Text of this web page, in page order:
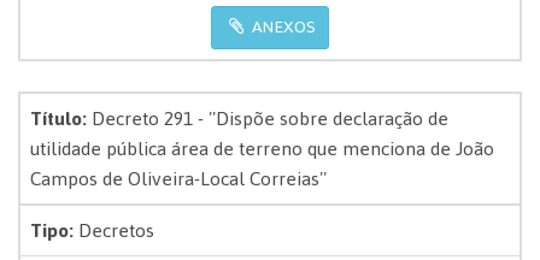
ANEXOS
Título:Decreto 291 - ''Dispõe sobre declaração de
utilidade pública área de terreno que menciona de João
Campos de Oliveira-Local Correias''
Tipo:Decretos